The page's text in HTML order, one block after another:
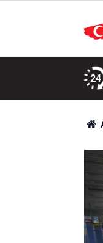
24
Juventus Inter ne